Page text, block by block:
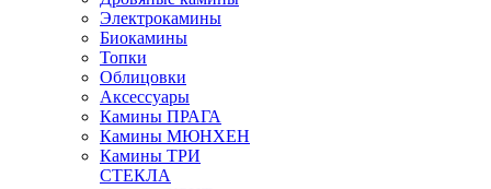
Электрокамины
Биокамины
Топки
Облицовки
Аксессуары
Камины ПРАГА
Камины МЮНХЕН
Камины ТРИ
СТЕКЛА